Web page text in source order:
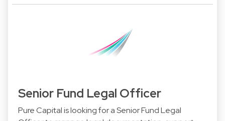
Senior Fund Legal Officer
Pure Capital is looking for a Senior Fund Legal